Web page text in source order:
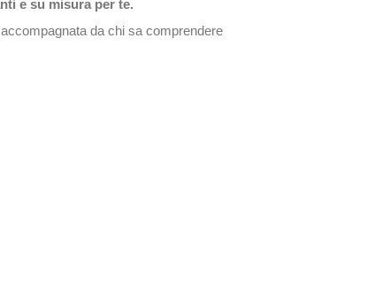
e su misura per te.
da chi sa comprendere